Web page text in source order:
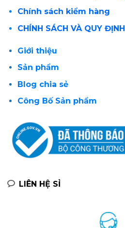
Chính sách kiểm hàng
CHÍNH SÁCH VÀ QUY ĐỊNH
Giới thiệu
Sản phẩm
Blog chia sẻ
Công Bố Sản phẩm
LIÊN HỆ SỈ